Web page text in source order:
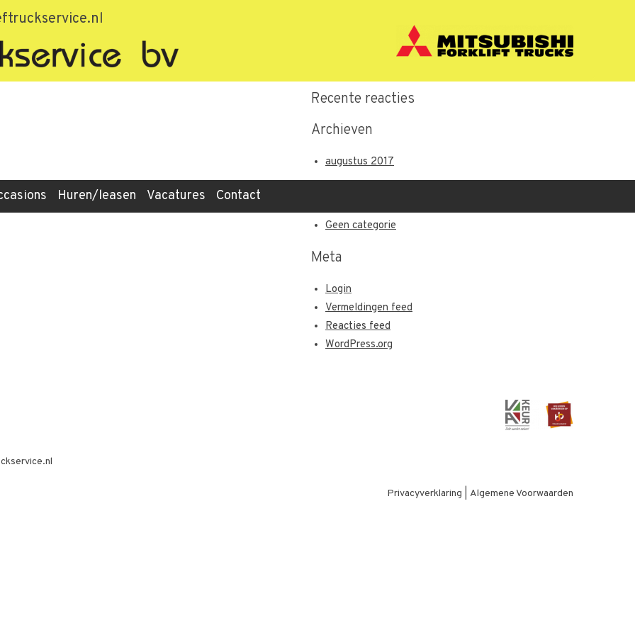
Huren/leasen Vacatures Contact
Recente berichten
Recente reacties
Archieven
augustus 2017
Geen categorie
Meta
Login
Vermeldingen feed
Reacties feed
WordPress.org
Privacyverklaring Algemene Voorwaarden